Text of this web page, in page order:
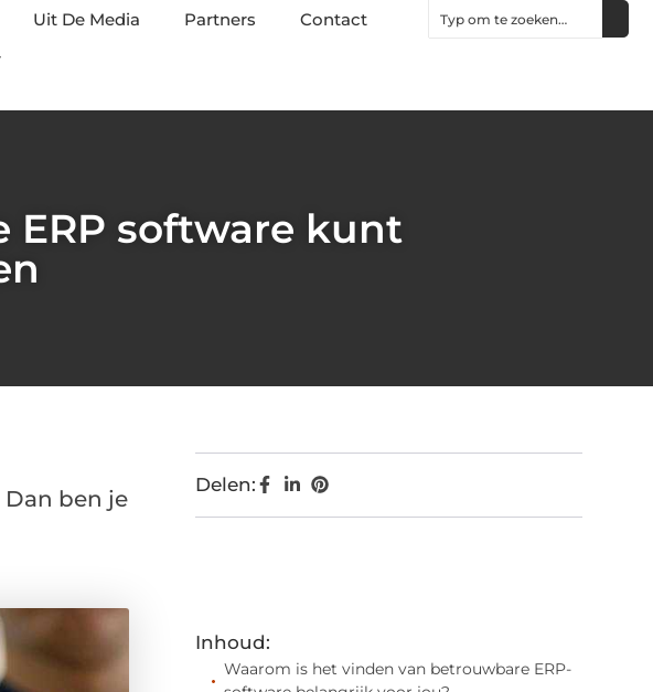
Uit De Media Partners
Contact
software kunt
ben je
Delen:
Inhoud:
Waarom is het vinden van betrouwbare ERP-